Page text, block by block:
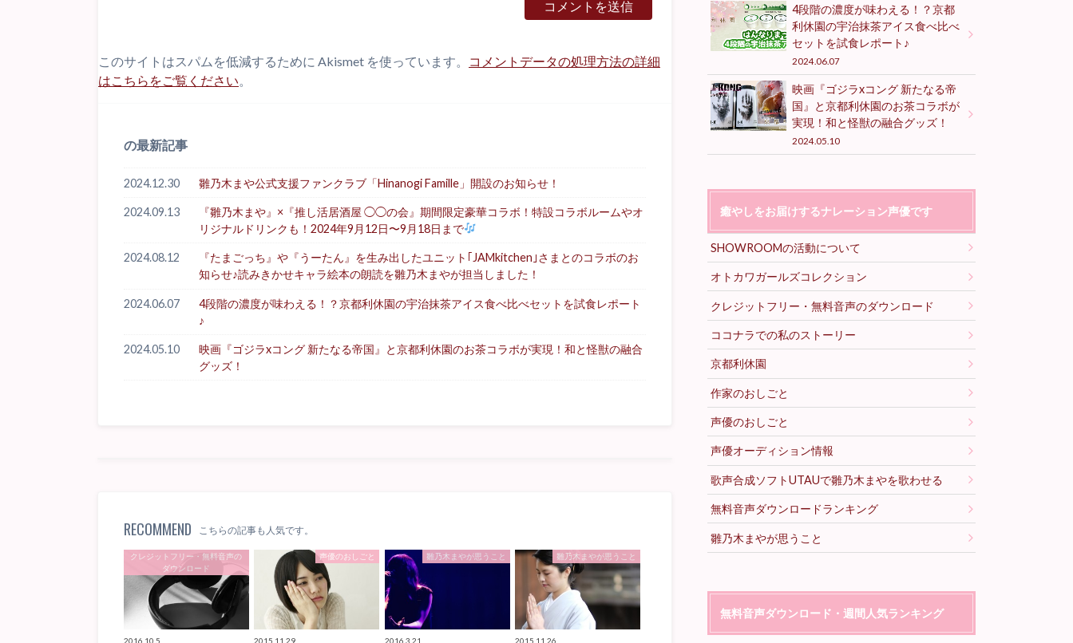
このサイトはスパムを低減するために Akismet を使っています。
コメントデータの処理方法の詳細
はこちらをご覧ください。
の最新記事
2024.12.30 雛乃木まや公式支援ファンクラブ「Hinanogi Famille」開設のお知らせ！
2024.09.13
『雛乃木まや』×『推し活居酒屋 ◯◯の会』期間限定豪華コラボ！特設コラボルームやオ
リジナルドリンクも！2024年9月12日〜9月18日まで
2024.08.12
『たまごっち』や『うーたん』を生み出したユニット｢JAMkitchen｣さまとのコラボのお
知らせ♪読みきかせキャラ絵本の朗読を雛乃木まやが担当しました！
2024.06.07
4段階の濃度が味わえる！？京都利休園の宇治抹茶アイス食べ比べセットを試食レポート
♪
2024.05.10
映画『ゴジラxコング 新たなる帝国』と京都利休園のお茶コラボが実現！和と怪獣の融合
グッズ！
RECOMMEND こちらの記事も人気です。
クレジットフリー・無料音声の
ダウンロード
2016.10.5
声優のおしごと
2015.11.29
雛乃木まやが思うこと
2016.3.21
雛乃木まやが思うこと
2015.11.26
4段階の濃度が味わえる！？京都
利休園の宇治抹茶アイス食べ比べ
セットを試食レポート♪
2024.06.07
映画『ゴジラxコング 新たなる帝
国』と京都利休園のお茶コラボが
実現！和と怪獣の融合グッズ！
2024.05.10
癒やしをお届けするナレーション声優です
SHOWROOMの活動について
オトカワガールズコレクション
クレジットフリー・無料音声のダウンロード
ココナラでの私のストーリー
京都利休園
作家のおしごと
声優のおしごと
声優オーディション情報
歌声合成ソフトUTAUで雛乃木まやを歌わせる
無料音声ダウンロードランキング
雛乃木まやが思うこと
無料音声ダウンロード・週間人気ランキング